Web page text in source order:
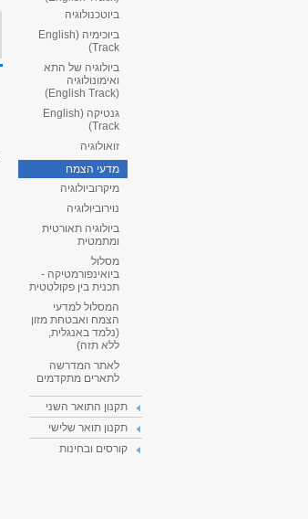
ביוטכנולוגיה
ביוכימיה (English
Track)
ביולוגיה של התא
ואימונולוגיה
(English Track)
גנטיקה (English
Track)
זואולוגיה
מדעי הצמח
מיקרוביולוגיה
נוירוביולוגיה
ביולוגיה תאורטית
ומתמטית
מסלול
ביואינפורמטיקה -
תכנית בין פקולטטית
המסלול למדעי
הצמח ואבטחת מזון
(נלמד באנגלית,
ללא תזה)
לאתר המדרשה
לתארים מתקדמים
תקנון התואר השני
תקנון תואר שלישי
קורסים ובחינות